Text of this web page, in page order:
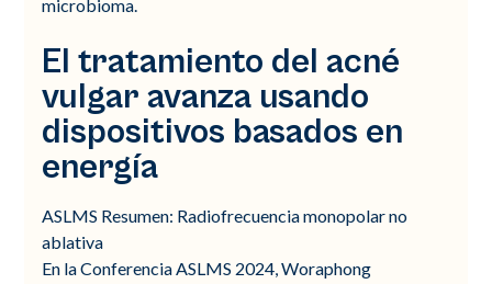
microbioma.
El tratamiento del acné
vulgar avanza usando
dispositivos basados en
energía
ASLMS Resumen: Radiofrecuencia monopolar no
ablativa
En la Conferencia ASLMS 2024, Woraphong